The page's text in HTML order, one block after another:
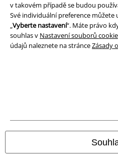
v takovém případě se budou
Své individuální preference
„Vyberte nastavení“. Máte právo
souhlas v Nastavení souborů cookie
údajů naleznete na stránceZásady
Stáhněte si novou EMP aplikaci
funkce a